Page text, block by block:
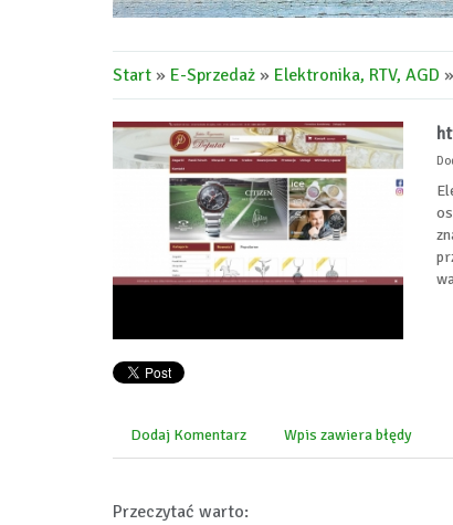
Start » E-Sprzedaż » Elektronika, RTV, AGD »
Dodaj Komentarz Wpis zawiera błędy
Przeczytać warto: